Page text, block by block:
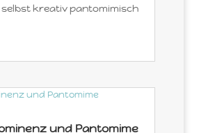
selbst kreativ pantomimisch
und Pantomime